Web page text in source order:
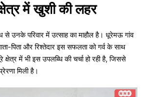
में खुशी की लहर
से उनके परिवार में उत्साह का माहौल है। धूरेमऊ गांव
पिता और रिश्तेदार इस सफलता को गर्व के साथ
क्षेत्र में भी इस उपलब्धि की चर्चा हो रही है, जिससे
मिली है।